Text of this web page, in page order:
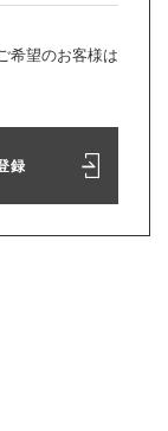
希望のお客様は
録